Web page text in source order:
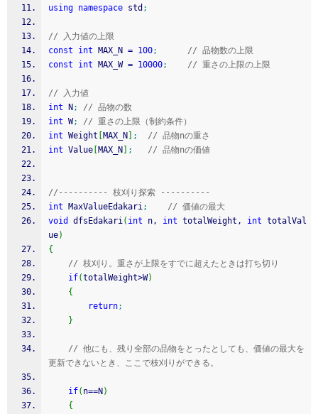
using namespace std ;
// 入力値の上限
const
int MAX_N = 100;
// 品物数の上限
const
int MAX_W = 10000; // 重さの上限の上限
// 入力値
int N ;
// 品物の数
int W;
// 重さの上限（制約条件）
int Weight MAX_N ;
// 品物nの重さ
int Value MAX_N ; // 品物nの価値
//---------- 枝刈り探索 ----------
int MaxValueEdakari;
// 価値の最大
void
dfsEdakari( int n, int totalWeight, int totalVal
ue)
{
// 枝刈り。重さが上限をすでに超えたときは打ち切り
if(totalWeight>W)
{
return;
}
// 他にも、残り全部の品物をとったとしても、価値の最大を
更新できないとき、ここで枝刈りができる。
if( n==N )
{